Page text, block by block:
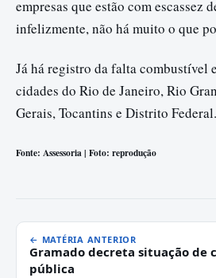
empresas que estão com escassez
infelizmente, não há muito o que
Já há registro da falta combustível
cidades do Rio de Janeiro, Rio
Gerais, Tocantins e Distrito Federal.
Fonte: Assessoria | Foto: reprodução
← MATÉRIA ANTERIOR
Gramado decreta situação de
pública